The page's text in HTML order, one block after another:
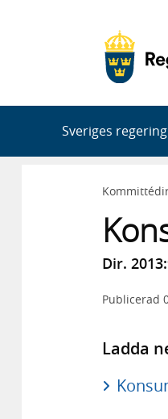
Sveriges regering
Dir.
Publicerad
Ladda